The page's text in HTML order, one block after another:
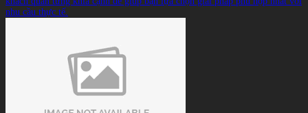
nhu cầu thực tế.